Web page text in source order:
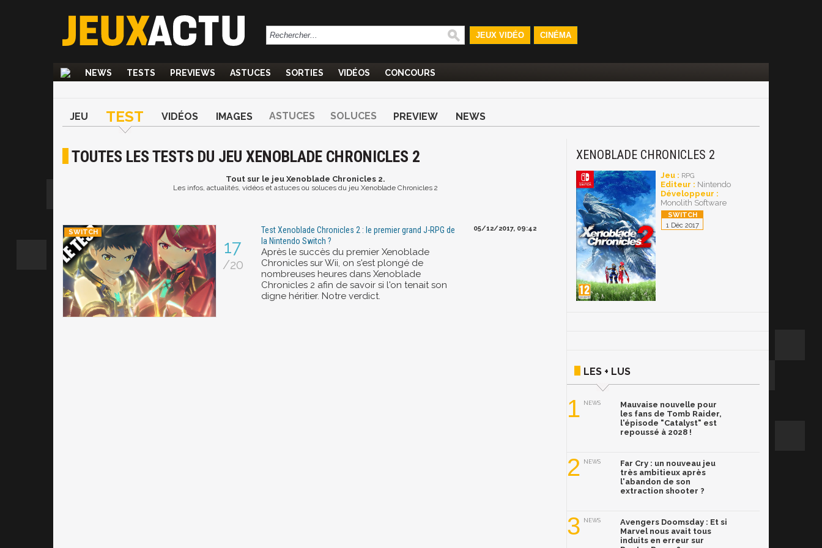
JEUX VIDÉO CINÉMA
NEWS TESTS PREVIEWS ASTUCES SORTIES VIDÉOS CONCOURS
JEU TEST VIDÉOS IMAGES ASTUCES SOLUCES PREVIEW NEWS
TOUTES LES TESTS DU JEU XENOBLADE CHRONICLES 2
Tout sur le jeu Xenoblade Chronicles 2.
Les infos, actualités, vidéos et astuces ou soluces du jeu Xenoblade Chronicles 2
17
/20
Test Xenoblade Chronicles 2 : le premier grand J-RPG de
la Nintendo Switch ?
Après le succès du premier Xenoblade
Chronicles sur Wii, on s'est plongé de
nombreuses heures dans Xenoblade
Chronicles 2 afin de savoir si l'on tenait son
digne héritier. Notre verdict.
05/12/2017, 09:42
XENOBLADE CHRONICLES 2
Jeu : RPG
Editeur : Nintendo
Développeur :
Monolith Software
1 Déc 2017
LES + LUS
1 NEWS
Mauvaise nouvelle pour
les fans de Tomb Raider,
l'épisode "Catalyst" est
repoussé à 2028 !
2 NEWS
Far Cry : un nouveau jeu
très ambitieux après
l'abandon de son
extraction shooter ?
3 NEWS
Avengers Doomsday : Et si
Marvel nous avait tous
induits en erreur sur